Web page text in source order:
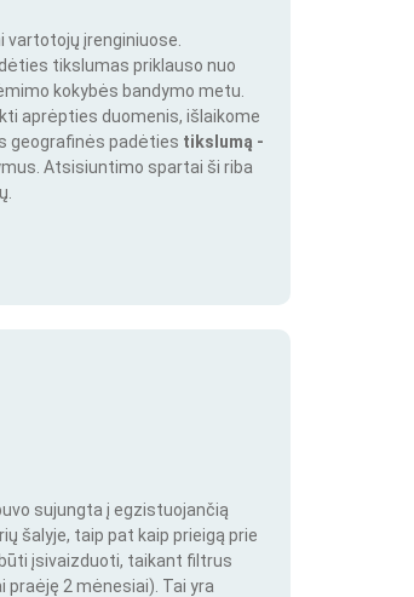
vartotojų įrenginiuose.
tikslumas priklauso nuo
kokybės bandymo metu.
aprėpties duomenis, išlaikome
geografinės padėties tikslumą -
Atsisiuntimo spartai ši riba
sujungta į egzistuojančią
šalyje, taip pat kaip prieigą prie
įsivaizduoti, taikant filtrus
praėję 2 mėnesiai). Tai yra